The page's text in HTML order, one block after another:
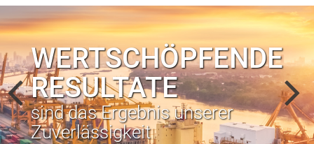
WERTSCHÖPFENDE
RESULTATE
sind das Ergebnis unserer
Zuverlässigkeit